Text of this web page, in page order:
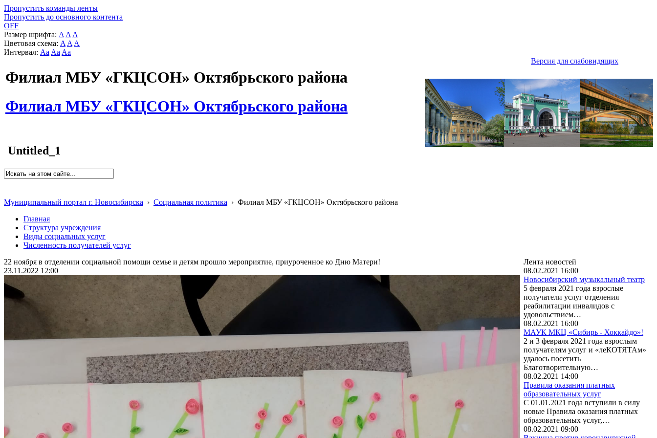
Пропустить команды ленты
Пропустить до основного контента
OFF
Размер шрифта: A A A
Цветовая схема: A A A
Интервал: Aa Aa Aa
Версия для слабовидящих
Филиал МБУ «ГКЦСОН» Октябрьского района
Филиал МБУ «ГКЦСОН» Октябрьского района
Untitled_1
Муниципальный портал г. Новосибирска › Социальная политика › Филиал МБУ «ГКЦСОН» Октябрьского района
Главная
Структура учреждения
Виды социальных услуг
Численность получателей услуг
22 ноября в отделении социальной помощи семье и детям прошло мероприятие, приуроченное ко Дню Матери!
23.11.2022 12:00
Лента новостей
08.02.2021 16:00
Новосибирский музыкальный театр
5 февраля 2021 года взрослые
получатели услуг отделения
реабилитации инвалидов с
удовольствием…
08.02.2021 16:00
МАУК МКЦ «Сибирь - Хоккайдо»!
2 и 3 февраля 2021 года взрослым
получателям услуг и «леКОТЯТАм»
удалось посетить
Благотворительную…
08.02.2021 14:00
Правила оказания платных
образовательных услуг
С 01.01.2021 года вступили в силу
новые Правила оказания платных
образовательных услуг,…
08.02.2021 09:00